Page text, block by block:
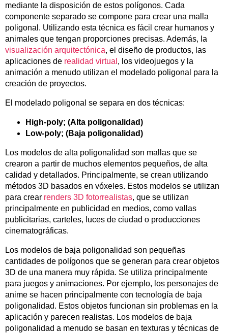
mediante la disposición de estos polígonos. Cada
componente separado se compone para crear una malla
poligonal. Utilizando esta técnica es fácil crear humanos y
animales que tengan proporciones precisas. Además, la
visualización arquitectónica, el diseño de productos, las
aplicaciones de realidad virtual , los videojuegos y la
animación a menudo utilizan el modelado poligonal para la
creación de proyectos.
El modelado poligonal se separa en dos técnicas:
High-poly; (Alta poligonalidad)
Low-poly; (Baja poligonalidad)
Los modelos de alta poligonalidad son mallas que se
crearon a partir de muchos elementos pequeños, de alta
calidad y detallados. Principalmente, se crean utilizando
métodos 3D basados en vóxeles. Estos modelos se utilizan
para crear renders 3D fotorrealistas, que se utilizan
principalmente en publicidad en medios, como vallas
publicitarias, carteles, luces de ciudad o producciones
cinematográficas.
Los modelos de baja poligonalidad son pequeñas
cantidades de polígonos que se generan para crear objetos
3D de una manera muy rápida. Se utiliza principalmente
para juegos y animaciones. Por ejemplo, los personajes de
anime se hacen principalmente con tecnología de baja
poligonalidad. Estos objetos funcionan sin problemas en la
aplicación y parecen realistas. Los modelos de baja
poligonalidad a menudo se basan en texturas y técnicas de